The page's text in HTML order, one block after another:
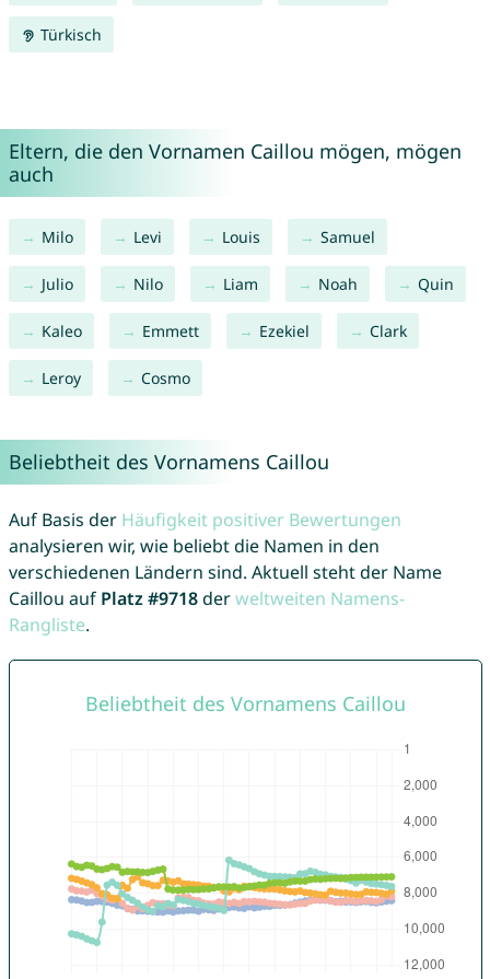
Türkisch
Eltern, die den Vornamen Caillou mögen, mögen
auch
Milo Levi Louis Samuel
Julio Nilo Liam Noah Quin
Kaleo Emmett Ezekiel Clark
Leroy Cosmo
Beliebtheit des Vornamens Caillou
Auf Basis der Häufigkeit positiver Bewertungen
analysieren wir, wie beliebt die Namen in den
verschiedenen Ländern sind. Aktuell steht der Name
Caillou auf Platz #9718derweltweiten Namens-
Rangliste.